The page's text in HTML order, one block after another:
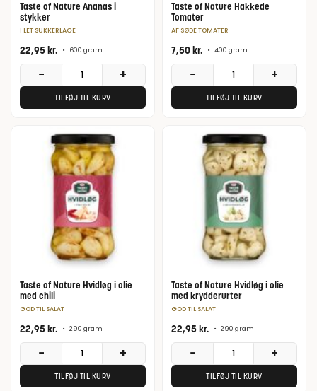
Taste of Nature Ananas i
stykker
I LET SUKKERLAGE
22,95kr. • 600 gram
− +
TILFØJ TIL KURV
Taste of Nature Hakkede
Tomater
AF SØDE TOMATER
7,50kr. • 400 gram
− +
TILFØJ TIL KURV
Taste of Nature Hvidløg i olie
med chili
GOD TIL SALAT
22,95kr. • 290 gram
− +
TILFØJ TIL KURV
Taste of Nature Hvidløg i olie
med krydderurter
GOD TIL SALAT
22,95kr. • 290 gram
− +
TILFØJ TIL KURV